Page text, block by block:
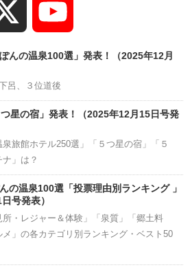
Channel
んの温泉100選」発表！（2025年12月
呂、３位道後
星の宿」発表！（2025年12月15日号発
旅館ホテル250選」「５つ星の宿」「５
」は？
の温泉100選「投票理由別ランキング 」
号発表）
所・レジャー＆体験」「泉質」「郷土料
」の各カテゴリ別ランキング・ベスト50